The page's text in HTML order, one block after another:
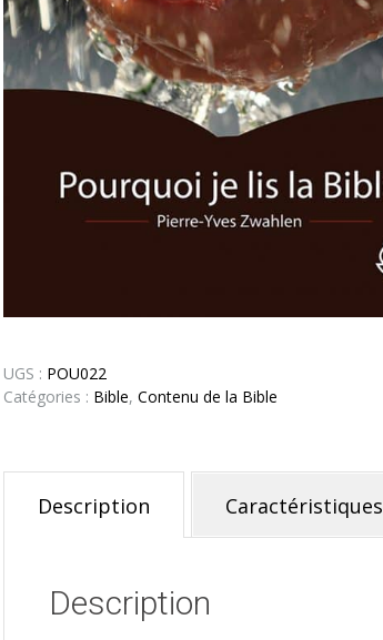
UGS : POU022
Catégories : Bible, Contenu de la Bible
Description Caractéristiques
Description